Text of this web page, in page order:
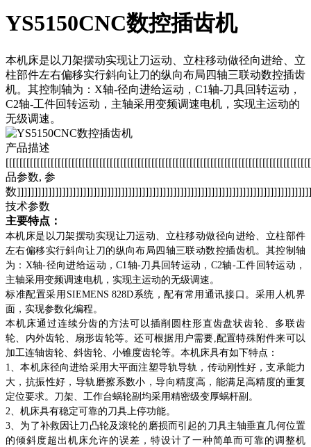
YS5150CNC数控插齿机
本机床是以刀架摆动实现让刀运动、立柱移动做径向进给、立
柱部件左右偏移实行斜向让刀的纵向布局四轴三联动数控插齿
机。其控制轴为：X轴-径向进给运动，C1轴-刀具回转运动，
C2轴-工件回转运动，主轴采用变频调速电机，实现主运动的
无级调速。
产品描述
品参数, 参
数
技术参数
主要特点：
本机床是以刀架摆动实现让刀运动、立柱移动做径向进给、立柱部件
左右偏移实行斜向让刀的纵向布局四轴三联动数控插齿机。其控制轴
为：X轴-径向进给运动，C1轴-刀具回转运动，C2轴-工件回转运动，
主轴采用变频调速电机，实现主运动的无级调速。
标准配置采用SIEMENS 828D系统，配有常用通讯接口。采用人机界
面，实现参数化编程。
本机床通过连续分齿的方法可以插削圆柱形直齿盘状齿轮、多联齿
轮、内外齿轮、扇形齿轮等。还可根据用户需要,配置特殊附件来可以
加工连轴齿轮、斜齿轮、小锥度齿轮等。本机床具有如下特点：
1、本机床径向进给采用大平面注塑导轨导轨，传动刚性好，支承能力
大，抗振性好，导轨磨擦系数小，导向精度高，能满足高精度的重复
定位要求。刀架、工作台蜗轮副均采用精密级变厚蜗杆副。
2、机床具有稳定可靠的刀具上停功能。
3、为了补救因让刀凸轮及滚轮的磨损而引起的刀具主轴垂直几何位置
的倾斜度超出机床允许的误差，特设计了一种简单而可靠的调整机